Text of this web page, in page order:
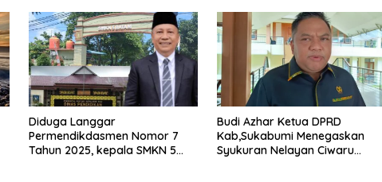
Diduga Langgar
Permendikdasmen Nomor 7
Tahun 2025, kepala SMKN 5
Budi Azhar Ketua DPRD
Kab,Sukabumi Menegaskan
Syukuran Nelayan Ciwaru